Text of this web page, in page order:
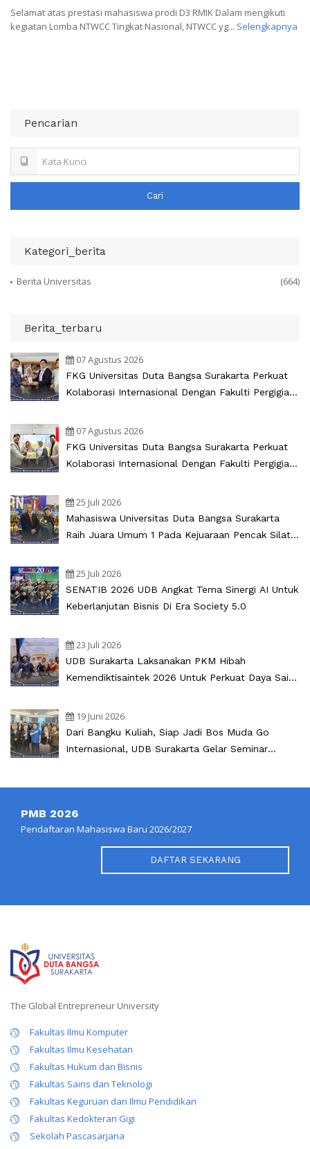
Selamat atas prestasi mahasiswa prodi D3 RMIK Dalam mengikuti
kegiatan Lomba NTWCC Tingkat Nasional, NTWCC yg... Selengkapnya
Pencarian
Cari
Kategori_berita
Berita Universitas (664)
Berita_terbaru
07 Agustus 2026
FKG Universitas Duta Bangsa Surakarta Perkuat
Kolaborasi Internasional Dengan Fakulti Pergigian
07 Agustus 2026
FKG Universitas Duta Bangsa Surakarta Perkuat
Kolaborasi Internasional Dengan Fakulti Pergigian
25 Juli 2026
Mahasiswa Universitas Duta Bangsa Surakarta
Raih Juara Umum 1 Pada Kejuaraan Pencak Silat
25 Juli 2026
SENATIB 2026 UDB Angkat Tema Sinergi AI Untuk
Keberlanjutan Bisnis Di Era Society 5.0
23 Juli 2026
UDB Surakarta Laksanakan PKM Hibah
Kemendiktisaintek 2026 Untuk Perkuat Daya Saing
19 Juni 2026
Dari Bangku Kuliah, Siap Jadi Bos Muda Go
Internasional, UDB Surakarta Gelar Seminar
PMB 2026
Pendaftaran Mahasiswa Baru 2026/2027
DAFTAR SEKARANG
The Global Entrepreneur University
Fakultas Ilmu Komputer
Fakultas Ilmu Kesehatan
Fakultas Hukum dan Bisnis
Fakultas Sains dan Teknologi
Fakultas Keguruan dan Ilmu Pendidikan
Fakultas Kedokteran Gigi
Sekolah Pascasarjana